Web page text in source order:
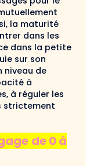
la maturité
dans les
dans la petite
sur son
niveau de
à
à réguler les
strictement
de 0 à